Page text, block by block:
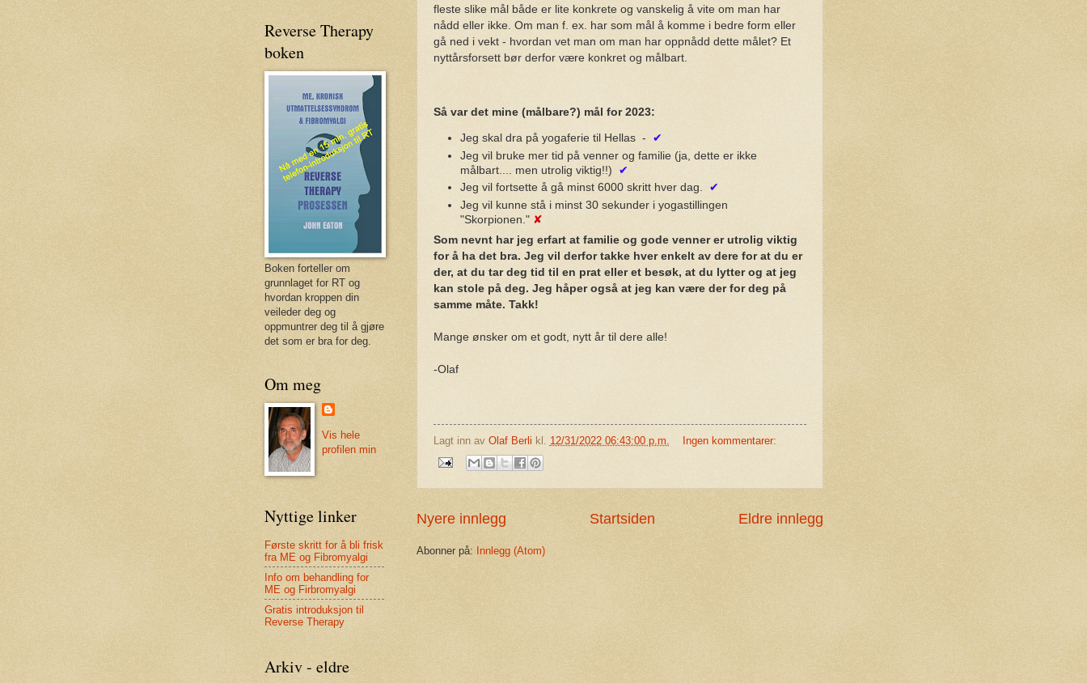
fleste slike mål både er lite konkrete og vanskelig å vite om man har
nådd eller ikke. Om man f. ex. har som mål å komme i bedre form eller
gå ned i vekt - hvordan vet man om man har oppnådd dette målet? Et
nyttårsforsett bør derfor være konkret og målbart.
Så var det mine (målbare?) mål for 2023:
Jeg skal dra på yogaferie til Hellas - ✔
Jeg vil bruke mer tid på venner og familie (ja, dette er ikke
målbart.... men utrolig viktig!!) ✔
Jeg vil fortsette å gå minst 6000 skritt hver dag. ✔
Jeg vil kunne stå i minst 30 sekunder i yogastillingen
"Skorpionen." ✘
Som nevnt har jeg erfart at familie og gode venner er utrolig viktig
for å ha det bra. Jeg vil derfor takke hver enkelt av dere for at du er
der, at du tar deg tid til en prat eller et besøk, at du lytter og at jeg
kan stole på deg. Jeg håper også at jeg kan være der for deg på
samme måte. Takk!
Mange ønsker om et godt, nytt år til dere alle!
-Olaf
Lagt inn av Olaf Berli kl. 12/31/2022 06:43:00 p.m. Ingen kommentarer:
Nyere innlegg Eldre innlegg
Startsiden
Abonner på: Innlegg (Atom)
Reverse Therapy
boken
Boken forteller om
grunnlaget for RT og
hvordan kroppen din
veileder deg og
oppmuntrer deg til å gjøre
det som er bra for deg.
Om meg
Vis hele
profilen min
Nyttige linker
Første skritt for å bli frisk
fra ME og Fibromyalgi
Info om behandling for
ME og Firbromyalgi
Gratis introduksjon til
Reverse Therapy
Arkiv - eldre